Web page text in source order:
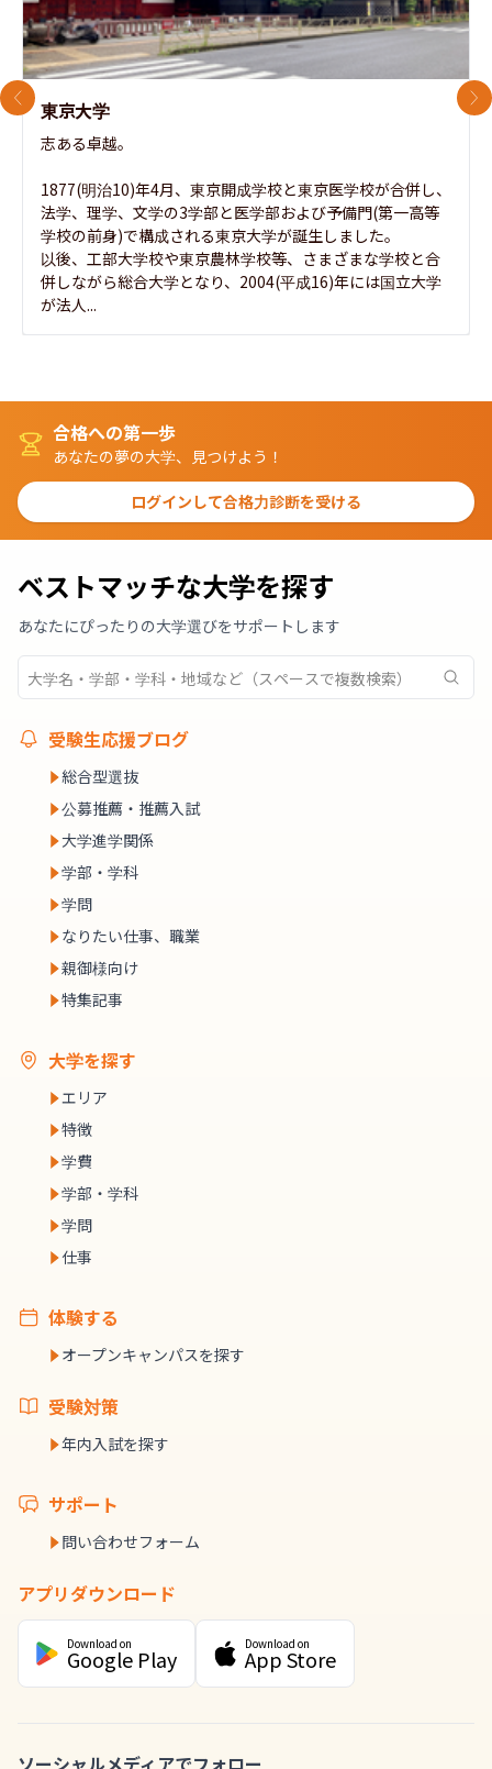
東京大学
志ある卓越。
1877(明治10)年4月、東京開成学校と東京医学校が合併し、
法学、理学、文学の3学部と医学部および予備門(第一高等
学校の前身)で構成される東京大学が誕生しました。
以後、工部大学校や東京農林学校等、さまざまな学校と合
併しながら総合大学となり、2004(平成16)年には国立大学
が法人...
前のスライド 次
合格への第一歩
あなたの夢の大学、見つけよう！
ログインして合格力診断を受ける
ベストマッチな大学を探す
あなたにぴったりの大学選びをサポートします
受験生応援ブログ
総合型選抜
公募推薦・推薦入試
大学進学関係
学部・学科
学問
なりたい仕事、職業
親御様向け
特集記事
大学を探す
エリア
特徴
学費
学部・学科
学問
仕事
体験する
オープンキャンパスを探す
受験対策
年内入試を探す
サポート
問い合わせフォーム
アプリダウンロード
Download on
Google Play
Download on
App Store
ソーシャルメディアでフォロー